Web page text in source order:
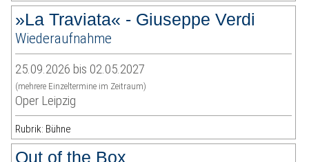
»La Traviata« - Giuseppe Verdi
Wiederaufnahme
25.09.2026 bis 02.05.2027
(mehrere Einzeltermine im Zeitraum)
Oper Leipzig
Rubrik: Bühne
Out of the Box